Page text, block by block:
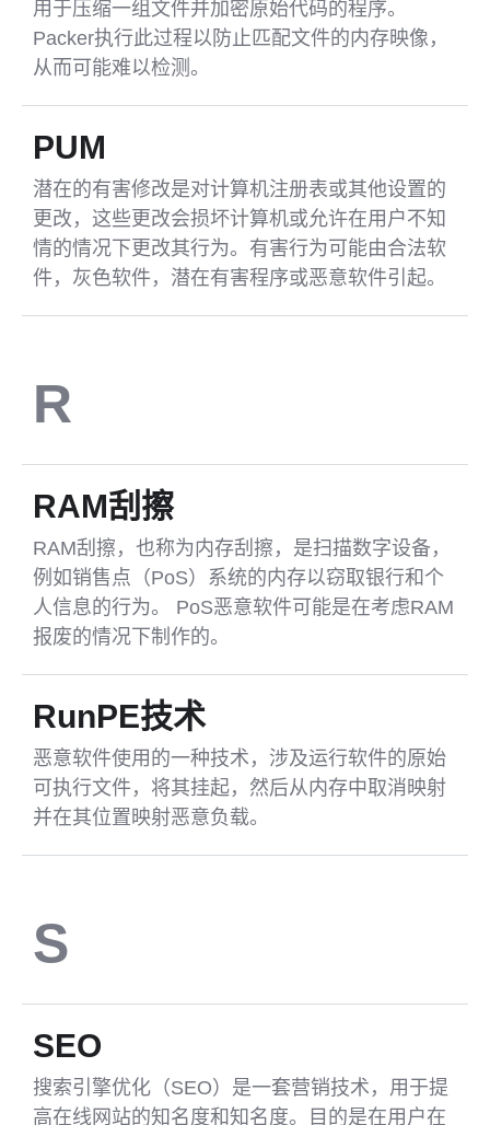
用于压缩一组文件并加密原始代码的程序。
Packer执行此过程以防止匹配文件的内存映像，
从而可能难以检测。
PUM
潜在的有害修改是对计算机注册表或其他设置的
更改，这些更改会损坏计算机或允许在用户不知
情的情况下更改其行为。有害行为可能由合法软
件，灰色软件，潜在有害程序或恶意软件引起。
R
RAM刮擦
RAM刮擦，也称为内存刮擦，是扫描数字设备，
例如销售点（PoS）系统的内存以窃取银行和个
人信息的行为。 PoS恶意软件可能是在考虑RAM
报废的情况下制作的。
RunPE技术
恶意软件使用的一种技术，涉及运行软件的原始
可执行文件，将其挂起，然后从内存中取消映射
并在其位置映射恶意负载。
S
SEO
搜索引擎优化（SEO）是一套营销技术，用于提
高在线网站的知名度和知名度。目的是在用户在